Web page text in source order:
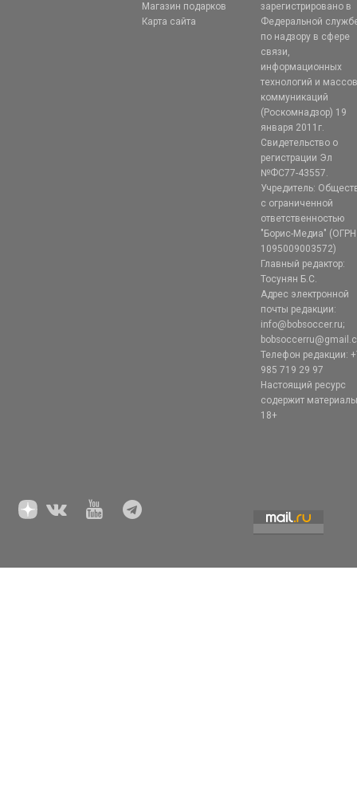
Магазин подарков
Карта сайта
зарегистрировано в
Федеральной
по надзору в сфере
связи,
информационных
технологий и
коммуникаций
(Роскомнадзор) 19
января 2011г.
Свидетельство о
регистрации Эл
№ФС77-43557.
Учредитель:
с ограниченной
ответственностью
"Борис-Медиа" (ОГРН
1095009003572)
Главный редактор:
Тосунян Б.С.
Адрес электронной
почты редакции:
info@bobsoccer.ru;
Телефон редакции:
985 719 29 97
Настоящий ресурс
содержит
18+